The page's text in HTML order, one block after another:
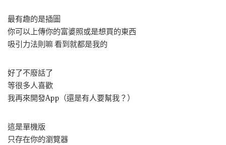
最有趣的是插圖
你可以上傳你的富婆照或是想買的東西
吸引力法則嘛 看到就都是我的
好了不廢話了
等很多人喜歡
我再來開發App（還是有人要幫我？）
這是單機版
只存在你的瀏覽器